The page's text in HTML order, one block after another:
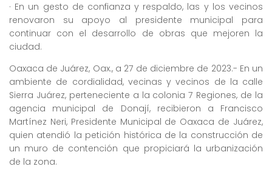
· En un gesto de confianza y respaldo, las y los vecinos
renovaron su apoyo al presidente municipal para
continuar con el desarrollo de obras que mejoren la
ciudad.
Oaxaca de Juárez, Oax., a 27 de diciembre de 2023.- En un
ambiente de cordialidad, vecinas y vecinos de la calle
Sierra Juárez, perteneciente a la colonia 7 Regiones, de la
agencia municipal de Donají, recibieron a Francisco
Martínez Neri, Presidente Municipal de Oaxaca de Juárez,
quien atendió la petición histórica de la construcción de
un muro de contención que propiciará la urbanización
de la zona.